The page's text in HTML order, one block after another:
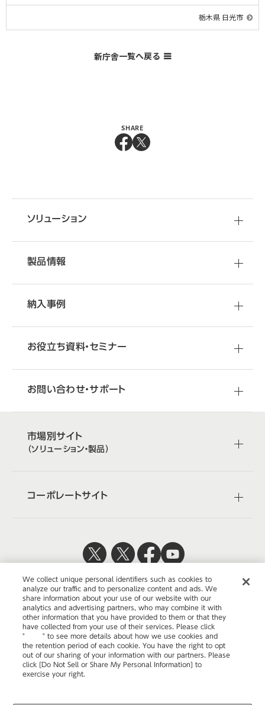
栃木県 日光市
新庁舎一覧へ戻る
SHARE
ソリューション
製品情報
納入事例
お役立ち資料・セミナー
お問い合わせ・サポート
市場別サイト
（ソリューション・製品）
コーポレートサイト
ウェブサイトのご利用について
プライバシーポリシー
We collect unique personal identifiers such as cookies to
analyze our traffic and to personalize content and ads. We
share information about your use of our website with our
analytics and advertising partners, who may combine it with
other information that you have provided to them or that they
have collected from your use of their services. Please click
"
here" to see more details about how we use cookies and
the retention period of each cookie. You have the right to opt
out of our sharing of your information with our partners. Please
click [Do Not Sell or Share My Personal Information] to
exercise your right.